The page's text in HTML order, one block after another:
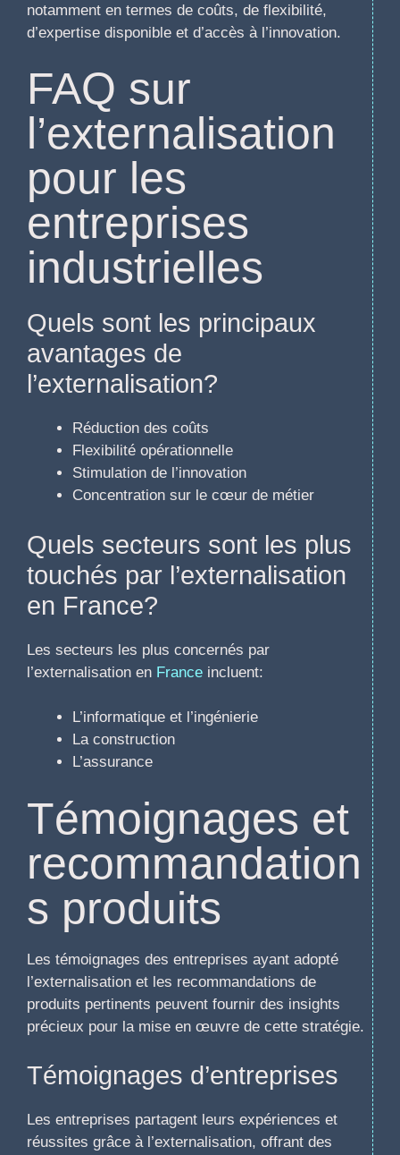
notamment en termes de coûts, de flexibilité,
d’expertise disponible et d’accès à l’innovation.
FAQ sur
l’externalisation
pour les
entreprises
industrielles
Quels sont les principaux
avantages de
l’externalisation?
Réduction des coûts
Flexibilité opérationnelle
Stimulation de l’innovation
Concentration sur le cœur de métier
Quels secteurs sont les plus
touchés par l’externalisation
en France?
Les secteurs les plus concernés par
l’externalisation en France incluent:
L’informatique et l’ingénierie
La construction
L’assurance
Témoignages et
recommandation
s produits
Les témoignages des entreprises ayant adopté
l’externalisation et les recommandations de
produits pertinents peuvent fournir des insights
précieux pour la mise en œuvre de cette stratégie.
Témoignages d’entreprises
Les entreprises partagent leurs expériences et
réussites grâce à l’externalisation, offrant des